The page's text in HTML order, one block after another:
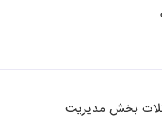
بخش مدیریت